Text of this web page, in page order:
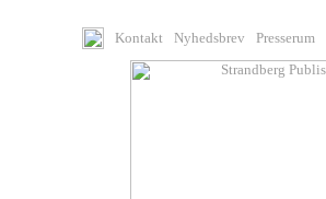
Kontakt Nyhedsbrev Presserum